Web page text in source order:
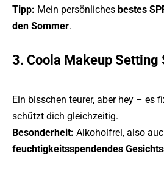
Tipp: Mein persönliches bestes
den Sommer.
3. Coola Makeup Setting
Ein bisschen teurer, aber hey – es
schützt dich gleichzeitig.
Besonderheit: Alkoholfrei, also
feuchtigkeitsspendendes